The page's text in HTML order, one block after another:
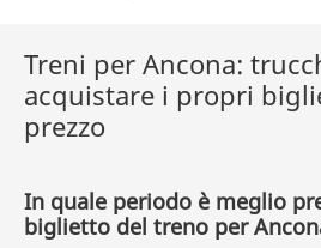
Treni per Ancona:
acquistare i propri
prezzo
In quale periodo è meglio
biglietto del treno per